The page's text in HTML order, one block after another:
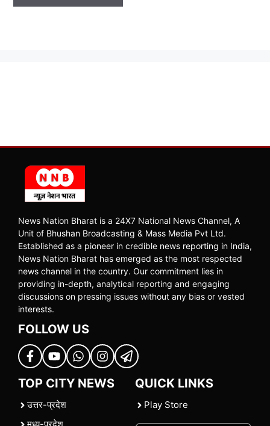
News Nation Bharat is a 24X7 National News Channel, A
Unit of Bhushan Broadcasting & Mass Media Pvt Ltd.
Established as a pioneer in credible news reporting in India,
News Nation Bharat has emerged as the most respected
news channel in the country. Our commitment lies in
providing in-depth, analytical reporting and engaging
discussions on pressing issues without any bias or vested
interests.
FOLLOW US
TOP CITY NEWS
उत्तर-प्रदेश
QUICK LINKS
Play Store